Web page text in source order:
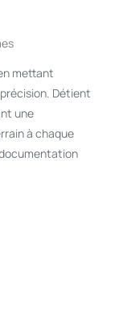
mettant
Détient
une
à chaque